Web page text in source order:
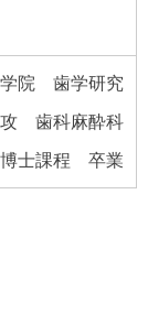
学院 歯学研究
歯科麻酔科
士課程 卒業